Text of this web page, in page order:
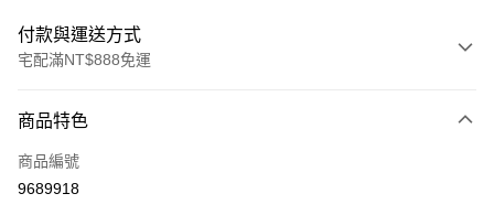
付款與運送方式
宅配滿NT$888免運
信用卡一次付款
LINE Pay
商品特色
商品編號
9689918